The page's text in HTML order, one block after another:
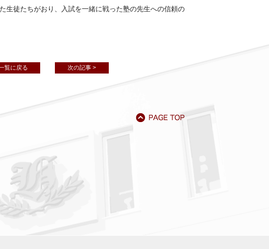
生徒たちがおり、入試を一緒に戦った塾の先生への信頼の
覧に戻る 次の記事 >